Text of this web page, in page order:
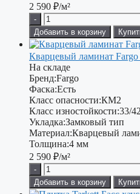
2 590 ₽/м²
-
Добавить в корзину
Кварцевый ламинат
На складе
Бренд:Fargo
Фаска:Есть
Класс опасности:КМ2
Класс изностойкости:33/42
Укладка:Замковый тип
Материал:Кварцевый
Толщина:4 мм
2 590 ₽/м²
-
Добавить в корзину